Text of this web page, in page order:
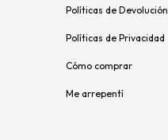
Políticas de Devolución
Políticas de Privacidad
Cómo comprar
Me arrepentí